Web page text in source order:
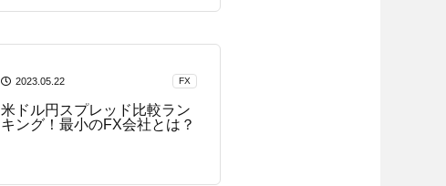
2023.05.22 FX
米ドル円スプレッド比較ラン
キング！最小のFX会社とは？